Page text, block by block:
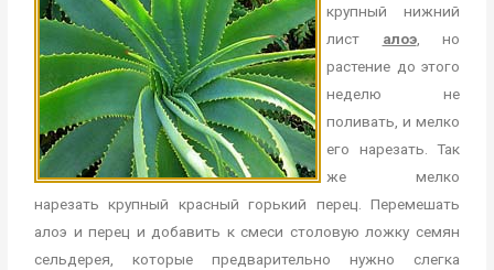
крупный нижний
лист алоэ, но
растение до этого
неделю не
поливать, и мелко
его нарезать. Так
же мелко
нарезать крупный красный горький перец. Перемешать
алоэ и перец и добавить к смеси столовую ложку семян
сельдерея, которые предварительно нужно слегка